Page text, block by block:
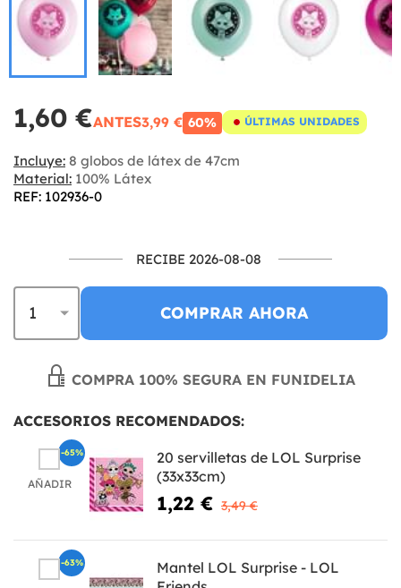
1,60 €ANTES3,99 € 60% ÚLTIMAS UNIDADES
Incluye: 8 globos de látex de 47cm
Material: 100% Látex
REF: 102936-0
RECIBE 2026-08-08
COMPRAR AHORA
COMPRA 100% SEGURA EN FUNIDELIA
ACCESORIOS RECOMENDADOS:
AÑADIR
20 servilletas de LOL Surprise
(33x33cm)
1,22 € 3,49 €
-65%
Mantel LOL Surprise - LOL
-63%